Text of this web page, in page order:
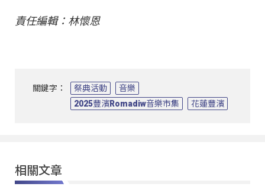
責任編輯：林懷恩
關鍵字： 祭典活動
音樂
2025豐濱Romadiw音樂市集
花蓮豐濱
相關文章